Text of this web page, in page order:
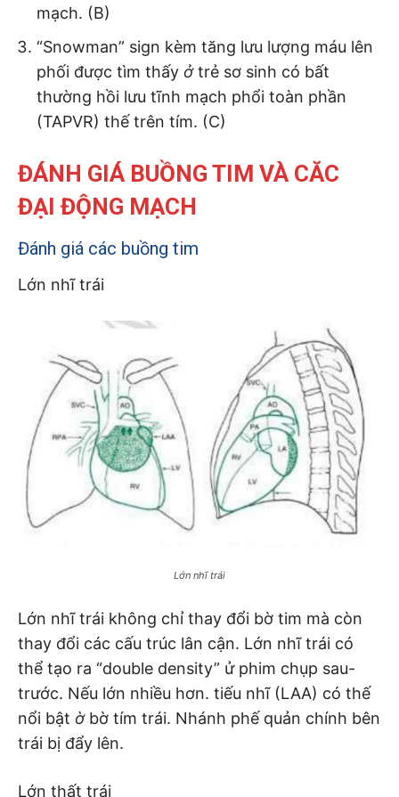
mạch. (B)
“Snowman” sign kèm tăng lưu lượng máu lên
phối được tìm thấy ởtrẻ sơ sinh có bất
thường hồi lưu tĩnh mạch phổi toàn phần
(TAPVR) thế trên tím. (C)
ĐÁNH GIÁ BUỒNG TIM VÀ CĂC
ĐẠI ĐỘNG MẠCH
Đánh giá các buồng tim
Lớn nhĩ trái
Lớn nhĩ trái
Lớn nhĩ trái không chỉ thay đổi bờ tim mà còn
thay đổi các cấu trúc lân cận. Lớn nhĩ trái có
thể tạo ra “double density” ử phim chụp sau-
trước. Nếu lớn nhiều hơn. tiếu nhĩ (LAA) có thế
nổi bật ờbờ tím trái. Nhánh phế quản chính bên
trái bị đẩy lên.
Lớn thất trái